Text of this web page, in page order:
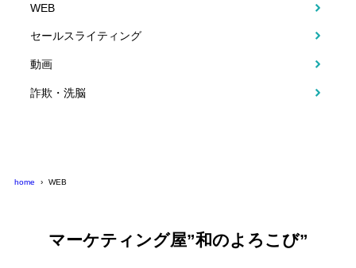
WEB
セールスライティング
動画
詐欺・洗脳
home WEB
マーケティング屋”和のよろこび”